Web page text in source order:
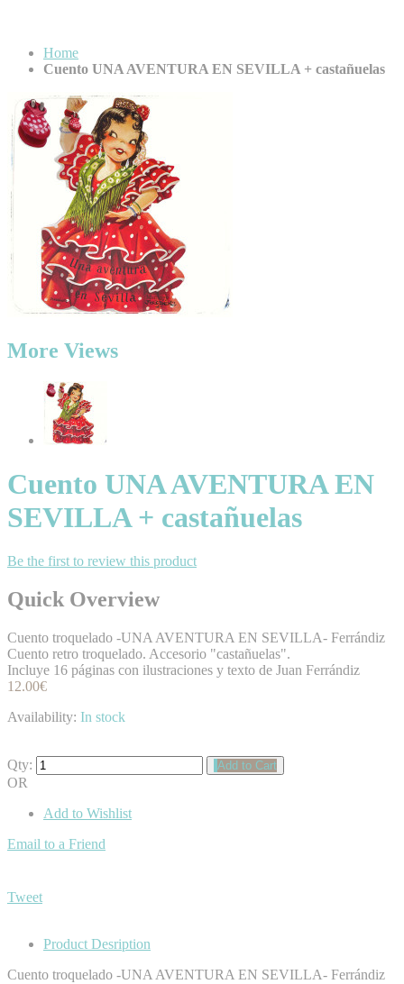
Home
Cuento UNA AVENTURA EN SEVILLA + castañuelas
More Views
Cuento UNA AVENTURA EN
SEVILLA + castañuelas
Be the first to review this product
Quick Overview
Cuento troquelado -UNA AVENTURA EN SEVILLA- Ferrándiz
Cuento retro troquelado. Accesorio "castañuelas".
Incluye 16 páginas con ilustraciones y texto de Juan Ferrándiz
12.00€
Availability: In stock
Qty: Add to Cart
OR
Add to Wishlist
Email to a Friend
Tweet
Product Desription
Cuento troquelado -UNA AVENTURA EN SEVILLA- Ferrándiz